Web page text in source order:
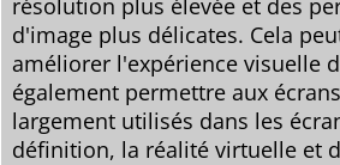
d'image plus délicates. Cela
améliorer l'expérience visuelle
également permettre aux
largement utilisés dans les
définition, la réalité virtuelle et